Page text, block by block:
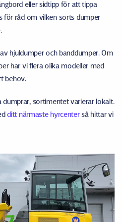
eller sidtipp för att tippa
för råd om vilken sorts dumper
hjuldumper och banddumper. Om
har vi flera olika modeller med
behov.
dumprar, sortimentet varierar lokalt.
ditt närmaste hyrcenterså hittar vi